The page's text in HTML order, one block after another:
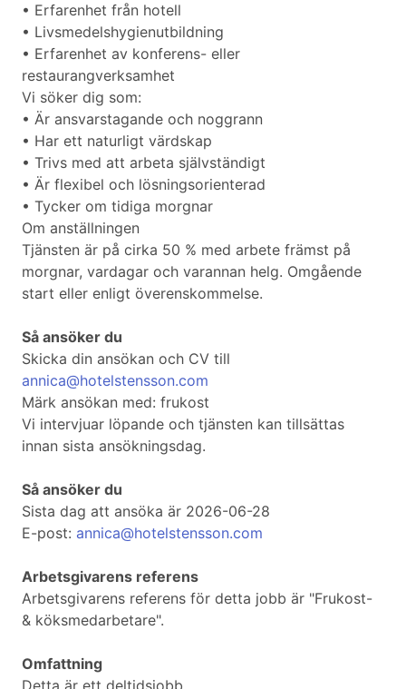
• Erfarenhet från hotell
• Livsmedelshygienutbildning
• Erfarenhet av konferens- eller
restaurangverksamhet
Vi söker dig som:
• Är ansvarstagande och noggrann
• Har ett naturligt värdskap
• Trivs med att arbeta självständigt
• Är flexibel och lösningsorienterad
• Tycker om tidiga morgnar
Om anställningen
Tjänsten är på cirka 50 % med arbete främst på
morgnar, vardagar och varannan helg. Omgående
start eller enligt överenskommelse.
Så ansöker du
Skicka din ansökan och CV till
annica@hotelstensson.com
Märk ansökan med: frukost
Vi intervjuar löpande och tjänsten kan tillsättas
innan sista ansökningsdag.
Så ansöker du
Sista dag att ansöka är 2026-06-28
E-post: annica@hotelstensson.com
Arbetsgivarens referens
Arbetsgivarens referens för detta jobb är "Frukost-
& köksmedarbetare".
Omfattning